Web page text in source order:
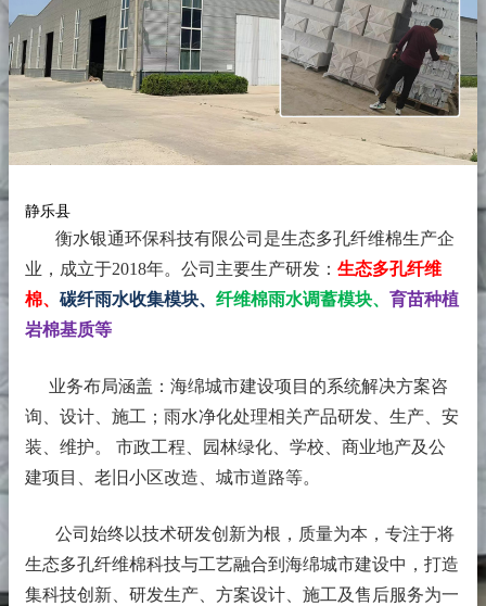
静乐县
衡水银通环保科技有限公司是生态多孔纤维棉生产企
业，成立于2018年。 公司主要生产研发： 生态多孔纤维
棉、 碳纤雨水收集模块、 纤维棉雨水调蓄模块、 育苗种植
岩棉基质等
业务布局涵盖：海绵城市建设项目的系统解决方案咨
询、设计、施工；雨水净化处理相关产品研发、生产、安
装、维护。 市政工程、园林绿化、学校、商业地产及公
建项目、老旧小区改造、城市道路等。
公司始终以技术研发创新为根，质量为本，专注于将
生态多孔纤维棉科技与工艺融合到海绵城市建设中，打造
集科技创新、研发生产、方案设计、施工及售后服务为一